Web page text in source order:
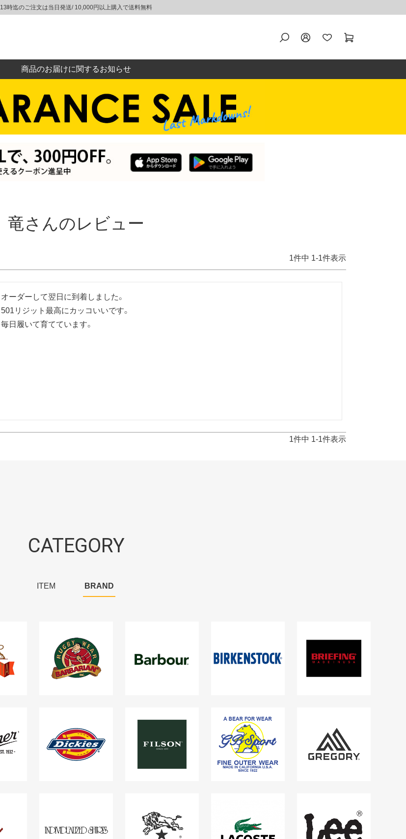
13時迄のご注文は当日発送/ 10,000円以上購入で送料無料
商品のお届けに関するお知らせ
竜さんのレビュー
1件中 1-1件表示
オーダーして翌日に到着しました。
501リジット最高にカッコいいです。
毎日履いて育てています。
1件中 1-1件表示
CATEGORY
ITEM BRAND